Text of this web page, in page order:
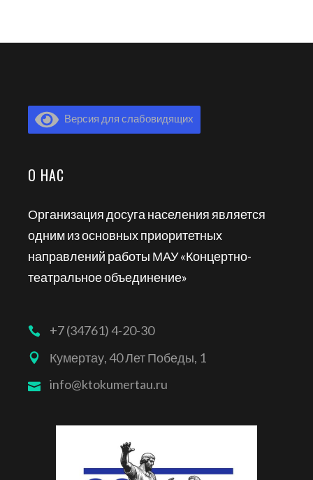
Версия для слабовидящих
О НАС
Организация досуга населения является
одним из основных приоритетных
направлений работы МАУ «Концертно-
театральное объединение»
+7 (34761) 4-20-30
Кумертау, 40 Лет Победы, 1
info@ktokumertau.ru